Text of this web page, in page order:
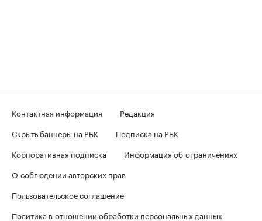
Контактная информация
Редакция
Скрыть баннеры на РБК
Подписка на РБК
Корпоративная подписка
Информация об ограничениях
О соблюдении авторских прав
Пользовательское соглашение
Политика в отношении обработки персональных данных